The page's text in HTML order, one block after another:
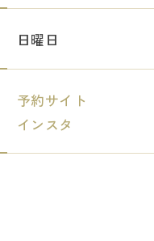
日曜日
予約サイト
インスタ